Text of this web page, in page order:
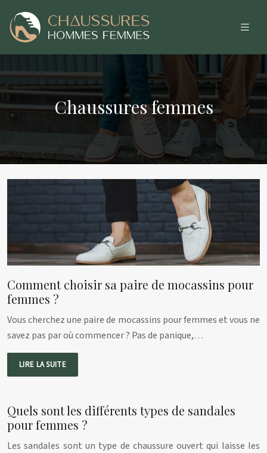
Chaussures femmes
Comment choisir sa paire de mocassins pour
femmes ?
Vous cherchez une paire de mocassins pour femmes et vous ne
savez pas par où commencer ? Pas de panique,…
LIRE LA SUITE
Quels sont les différents types de sandales
pour femmes ?
Les sandales sont un type de chaussure ouvert qui laisse les